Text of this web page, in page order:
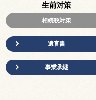
生前対策
相続税対策
遺言書
事業承継